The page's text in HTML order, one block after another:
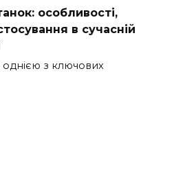
особливості,
в сучасній
з ключових